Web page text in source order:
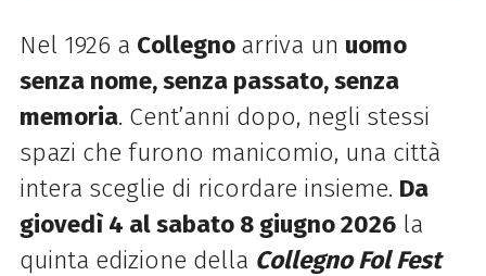
Nel 1926 a Collegno arriva un uomo
senza nome, senza passato, senza
memoria. Cent’anni dopo, negli stessi
spazi che furono manicomio, una città
intera sceglie di ricordare insieme. Da
giovedì 4 al sabato 8 giugno 2026la
quinta edizione della Collegno Fol Fest